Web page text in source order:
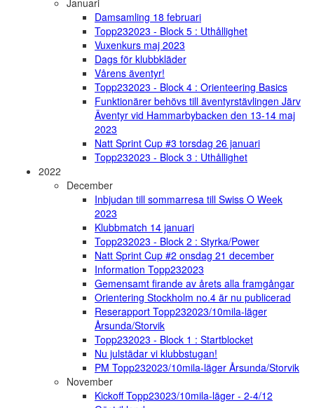
Januari
Damsamling 18 februari
Topp232023 - Block 5 : Uthållighet
Vuxenkurs maj 2023
Dags för klubbkläder
Vårens äventyr!
Topp232023 - Block 4 : Orienteering Basics
Funktionärer behövs till äventyrstävlingen Järv
Äventyr vid Hammarbybacken den 13-14 maj
2023
Natt Sprint Cup #3 torsdag 26 januari
Topp232023 - Block 3 : Uthållighet
2022
December
Inbjudan till sommarresa till Swiss O Week
2023
Klubbmatch 14 januari
Topp232023 - Block 2 : Styrka/Power
Natt Sprint Cup #2 onsdag 21 december
Information Topp232023
Gemensamt firande av årets alla framgångar
Orientering Stockholm no.4 är nu publicerad
Reserapport Topp232023/10mila-läger
Årsunda/Storvik
Topp232023 - Block 1 : Startblocket
Nu julstädar vi klubbstugan!
PM Topp232023/10mila-läger Årsunda/Storvik
November
Kickoff Topp23023/10mila-läger - 2-4/12